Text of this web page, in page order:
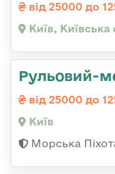
від 25000 до
Київ, Київська
Рульовий-
від 25000 до
Київ
Морська